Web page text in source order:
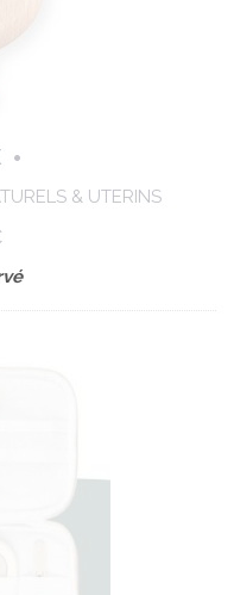
•
& UTERINS